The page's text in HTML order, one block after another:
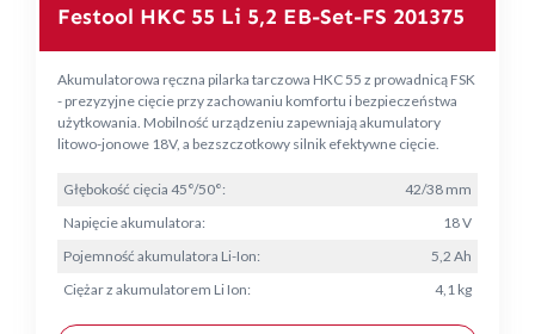
Festool HKC 55 Li 5,2 EB-Set-FS 201375
Akumulatorowa ręczna pilarka tarczowa HKC 55 z prowadnicą FSK
- prezyzyjne cięcie przy zachowaniu komfortu i bezpieczeństwa
użytkowania. Mobilność urządzeniu zapewniają akumulatory
litowo-jonowe 18V, a bezszczotkowy silnik efektywne cięcie.
Głębokość cięcia 45°/50°:
42/38 mm
Napięcie akumulatora:
18 V
Pojemność akumulatora Li-Ion:
5,2 Ah
Ciężar z akumulatorem Li Ion:
4,1 kg